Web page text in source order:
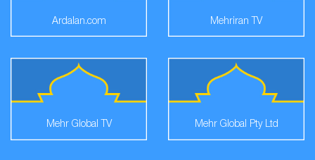
Ardalan.com Mehriran TV
Mehr Global TV Mehr Global Pty Ltd